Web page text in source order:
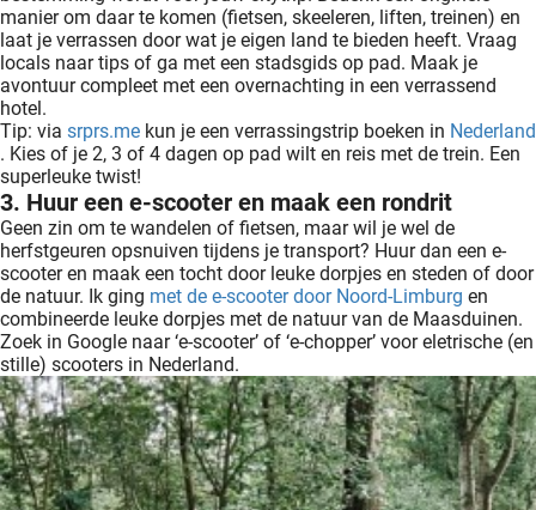
manier om daar te komen (fietsen, skeeleren, liften, treinen) en
laat je verrassen door wat je eigen land te bieden heeft. Vraag
locals naar tips of ga met een stadsgids op pad. Maak je
avontuur compleet met een overnachting in een verrassend
hotel.
Tip: via srprs.me kun je een verrassingstrip boeken in Nederland
. Kies of je 2, 3 of 4 dagen op pad wilt en reis met de trein. Een
superleuke twist!
3. Huur een e-scooter en maak een rondrit
Geen zin om te wandelen of fietsen, maar wil je wel de
herfstgeuren opsnuiven tijdens je transport? Huur dan een e-
scooter en maak een tocht door leuke dorpjes en steden of door
de natuur. Ik ging met de e-scooter door Noord-Limburg en
combineerde leuke dorpjes met de natuur van de Maasduinen.
Zoek in Google naar ‘e-scooter’ of ‘e-chopper’ voor eletrische (en
stille) scooters in Nederland.